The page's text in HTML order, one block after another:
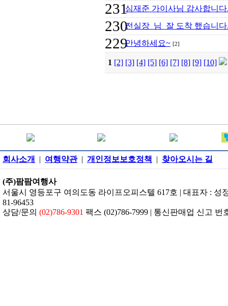
231심재준 가이사님 감사합니
230전실장 님 잘 도착 했습니다
229안녕하세요~ [2]
1 [2] [3] [4] [5] [6] [7] [8] [9] [10]
회사소개 | 여행약관| 개인정보보호정책 | 찾아오시는 길
(주)팜팜여행사
서울시 영등포구 여의도동 라이프오피스텔 617호 | 대표자 : 성
81-96453
상담/문의 (02)786-9301 팩스 (02)786-7999 | 통신판매업 신고 번